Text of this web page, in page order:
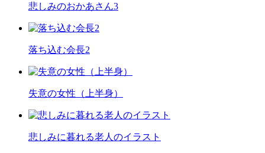
悲しみのおかあさん3
落ち込む会長2
失意の女性（上半身）
悲しみに暮れる老人のイラスト